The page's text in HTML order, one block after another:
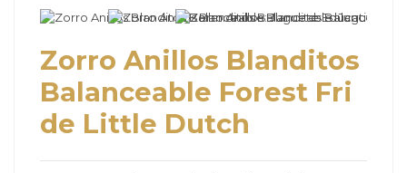
Zorro Anillos Blanditos
Balanceable Forest Fri
de Little Dutch